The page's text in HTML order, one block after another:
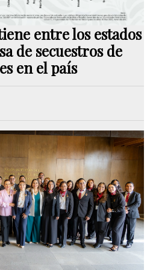
entre los estados
de secuestros de
en el país